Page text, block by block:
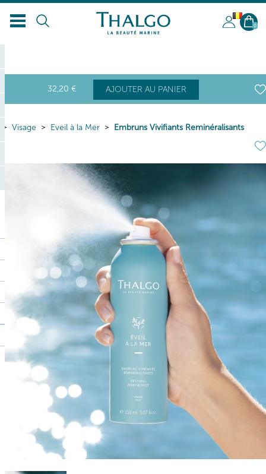
BL
0
32,20 € AJOUTER AU PANIER
Visage Eveil à la Mer Embruns Vivifiants Reminéralisants